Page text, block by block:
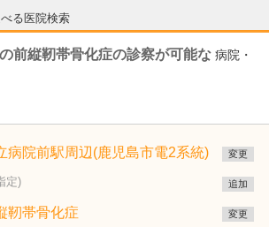
る医院検索
前縦靭帯骨化症の診察が可能な 病院・
病院前駅周辺(鹿児島市電2系統) 変更
定) 追加
靭帯骨化症 変更